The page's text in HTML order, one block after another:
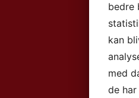
bedre
kan
med
de